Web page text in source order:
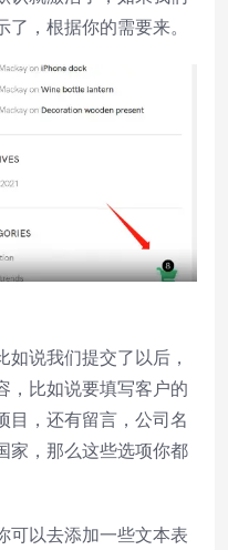
，根据你的需要来。
说我们提交了以后，
，比如说要填写客户的
目，还有留言，公司名
家，那么这些选项你都
可以去添加一些文本表